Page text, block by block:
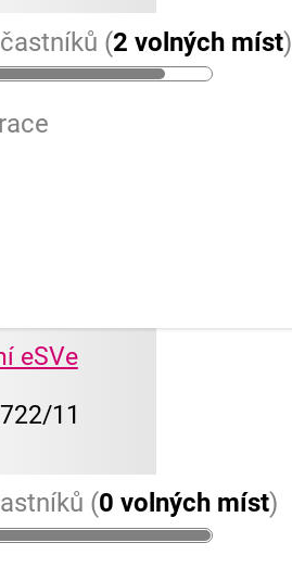
(2 volných míst)
eSVe
11
(0 volných míst)